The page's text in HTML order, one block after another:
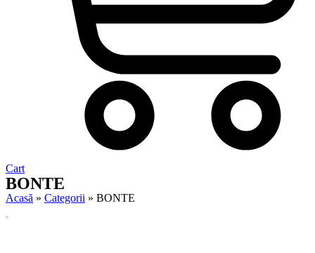
Cart
BONTE
Acasă » Categorii » BONTE